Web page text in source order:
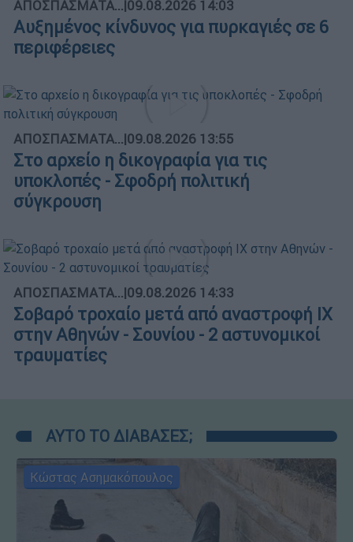
ΑΠΟΣΠΑΣΜΑΤΑ...|09.08.2026 14:03
Αυξημένος κίνδυνος για πυρκαγιές σε 6
περιφέρειες
ΑΠΟΣΠΑΣΜΑΤΑ...|09.08.2026 13:55
Στο αρχείο η δικογραφία για τις
υποκλοπές - Σφοδρή πολιτική
σύγκρουση
ΑΠΟΣΠΑΣΜΑΤΑ...|09.08.2026 14:33
Σοβαρό τροχαίο μετά από αναστροφή ΙΧ
στην Αθηνών - Σουνίου - 2 αστυνομικοί
τραυματίες
ΑΥΤΟ ΤΟ ΔΙΑΒΑΣΕΣ;
Κώστας Ασημακόπουλος